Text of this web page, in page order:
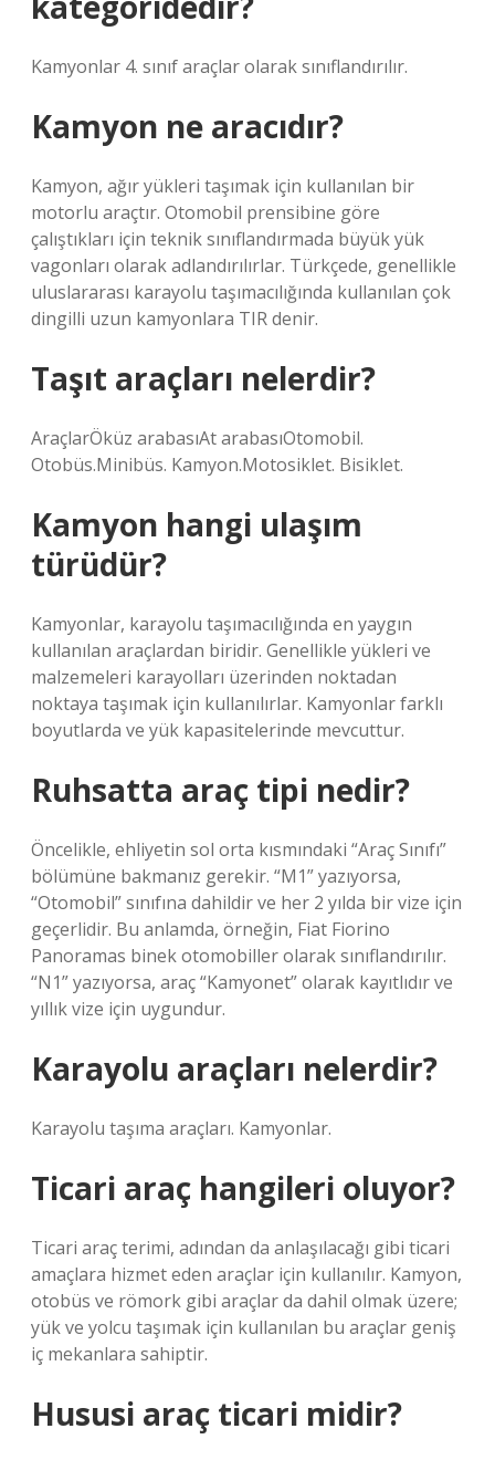
Kamyonlar 4. sınıf araçlar olarak sınıflandırılır.
Kamyon ne aracıdır?
Kamyon, ağır yükleri taşımak için kullanılan bir
motorlu araçtır. Otomobil prensibine göre
çalıştıkları için teknik sınıflandırmada büyük yük
vagonları olarak adlandırılırlar. Türkçede, genellikle
uluslararası karayolu taşımacılığında kullanılan çok
dingilli uzun kamyonlara TIR denir.
Taşıt araçları nelerdir?
AraçlarÖküz arabasıAt arabasıOtomobil.
Otobüs.Minibüs. Kamyon.Motosiklet. Bisiklet.
Kamyon hangi ulaşım
türüdür?
Kamyonlar, karayolu taşımacılığında en yaygın
kullanılan araçlardan biridir. Genellikle yükleri ve
malzemeleri karayolları üzerinden noktadan
noktaya taşımak için kullanılırlar. Kamyonlar farklı
boyutlarda ve yük kapasitelerinde mevcuttur.
Ruhsatta araç tipi nedir?
Öncelikle, ehliyetin sol orta kısmındaki “Araç Sınıfı”
bölümüne bakmanız gerekir. “M1” yazıyorsa,
“Otomobil” sınıfına dahildir ve her 2 yılda bir vize için
geçerlidir. Bu anlamda, örneğin, Fiat Fiorino
Panoramas binek otomobiller olarak sınıflandırılır.
“N1” yazıyorsa, araç “Kamyonet” olarak kayıtlıdır ve
yıllık vize için uygundur.
Karayolu araçları nelerdir?
Karayolu taşıma araçları. Kamyonlar.
Ticari araç hangileri oluyor?
Ticari araç terimi, adından da anlaşılacağı gibi ticari
amaçlara hizmet eden araçlar için kullanılır. Kamyon,
otobüs ve römork gibi araçlar da dahil olmak üzere;
yük ve yolcu taşımak için kullanılan bu araçlar geniş
iç mekanlara sahiptir.
Hususi araç ticari midir?